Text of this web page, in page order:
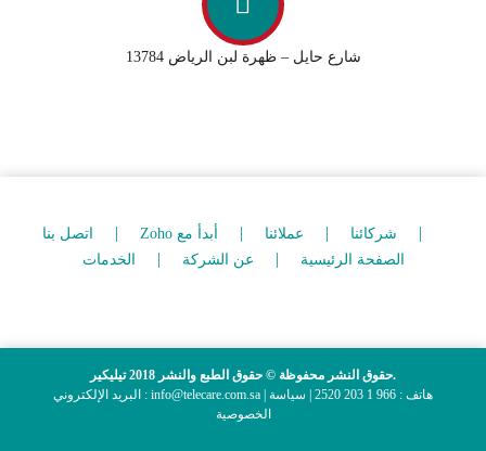
شارع حايل – ظهرة لبن الرياض 13784
اتصل بنا Zoho أبدأ مع عملائنا
شركائنا
الخدمات
عن الشركة الصفحة الرئيسية
حقوق النشر محفوظة © حقوق الطبع والنشر 2018 تيليكير.
البريد الإلكتروني : info@telecare.com.sa | هاتف : 966 1 203 2520 |
سياسة
الخصوصية